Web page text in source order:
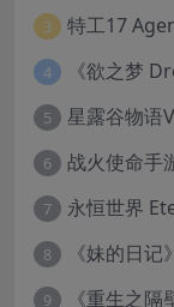
3
4
5
6
7
8
9